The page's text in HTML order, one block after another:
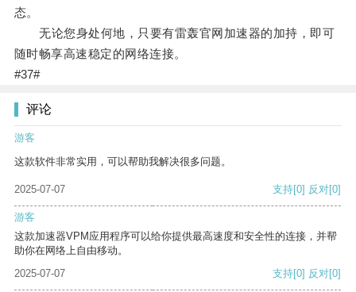
态。
无论您身处何地，只要有雷轰官网加速器的加持，即可
随时畅享高速稳定的网络连接。
#37#
评论
游客
这款软件非常实用，可以帮助我解决很多问题。
2025-07-07 支持[0] 反对[0]
游客
这款加速器VPM应用程序可以给你提供最高速度和安全性的连接，并帮
助你在网络上自由移动。
2025-07-07
支持[0] 反对[0]